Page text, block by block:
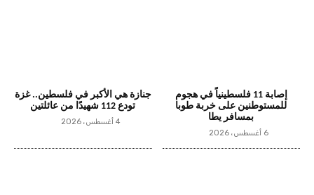
إصابة 11 فلسطينياً في هجوم
للمستوطنين على خربة طوبا
بمسافر يطا
6 أغسطس، 2026
جنازة هي الأكبر في فلسطين.. غزة
تودع 112 شهيدًا من عائلتين
4 أغسطس، 2026